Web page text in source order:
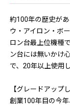
約100年の歴史が
ウ・アイロン・ボ
ロン台最上位機種
ン台には無いかけ
で、20年以上使用
【グレードアップ
創業100年目の今